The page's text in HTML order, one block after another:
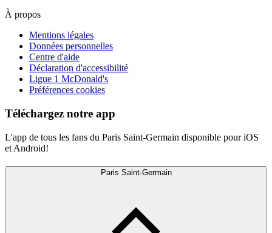
À propos
Mentions légales
Données personnelles
Centre d'aide
Déclaration d'accessibilité
Ligue 1 McDonald's
Préférences cookies
Téléchargez notre app
L'app de tous les fans du Paris Saint-Germain disponible pour iOS
et Android!
Paris Saint-Germain